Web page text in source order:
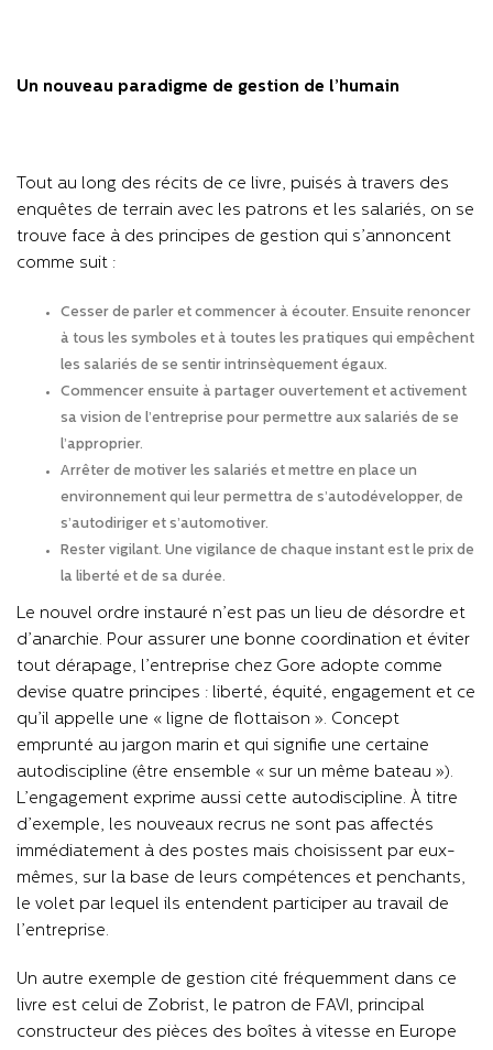
Un nouveau paradigme de gestion de l’humain
Tout au long des récits de ce livre, puisés à travers des
enquêtes de terrain avec les patrons et les salariés, on se
trouve face à des principes de gestion qui s’annoncent
comme suit :
Cesser de parler et commencer à écouter. Ensuite renoncer
à tous les symboles et à toutes les pratiques qui empêchent
les salariés de se sentir intrinsèquement égaux.
Commencer ensuite à partager ouvertement et activement
sa vision de l’entreprise pour permettre aux salariés de se
l’approprier.
Arrêter de motiver les salariés et mettre en place un
environnement qui leur permettra de s’autodévelopper, de
s’autodiriger et s’automotiver.
Rester vigilant. Une vigilance de chaque instant est le prix de
la liberté et de sa durée.
Le nouvel ordre instauré n’est pas un lieu de désordre et
d’anarchie. Pour assurer une bonne coordination et éviter
tout dérapage, l’entreprise chez Gore adopte comme
devise quatre principes : liberté, équité, engagement et ce
qu’il appelle une « ligne de flottaison ». Concept
emprunté au jargon marin et qui signifie une certaine
autodiscipline (être ensemble « sur un même bateau »).
L’engagement exprime aussi cette autodiscipline. À titre
d’exemple, les nouveaux recrus ne sont pas affectés
immédiatement à des postes mais choisissent par eux-
mêmes, sur la base de leurs compétences et penchants,
le volet par lequel ils entendent participer au travail de
l’entreprise.
Un autre exemple de gestion cité fréquemment dans ce
livre est celui de Zobrist, le patron de FAVI, principal
constructeur des pièces des boîtes à vitesse en Europe